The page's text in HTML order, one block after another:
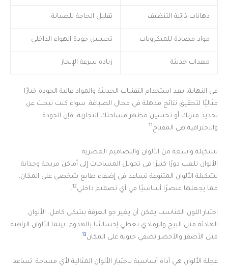
دهانات ذاتية التنظيف تقليل الحاجة للصيانة
مواد مضادة للميكروبات تحسين جودة الهواء الداخلي
معدات حديثة زيادة سرعة الإنجاز
في النهاية، يعد استخدام التقنيات الحديثة والمواد عالية الجودة خيارًا
مثاليًا لتحقيق نتائج مذهلة في مجال الصباغة. سواء كنت تبحث عن
تجديد منزلك أو تحسين مظهر مساحتك التجارية، فإن الجودة
والاحترافية هي المفتاح11
.
تشكيلة واسعة من الألوان والتصاميم العصرية
الألوان تلعب دورًا كبيرًا في تحويل المساحات إلى أماكن مريحة وجذابة.
تشكيلة الألوان المتنوعة تساعد في إضفاء طابع شخصي على المكان،
مما يجعلها عنصرًا أساسيًا في أي تصميم داخلي12
.
اختيار اللون المناسب يمكن أن يغير جو الغرفة بشكل كامل. الألوان
الهادئة مثل البيج والرمادي تعطي إحساسًا بالهدوء، بينما الألوان الزاهية
مثل الأصفر والأخضر تضفي حيوية على المكان13
.
عجلة الألوان هي أداة أساسية لاختيار الألوان المثالية لأي مساحة. تساعد